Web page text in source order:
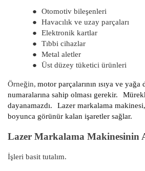
●
Otomotiv bileşenleri
●
Havacılık ve uzay parçaları
●
Elektronik kartlar
●
Tıbbi cihazlar
●
Metal aletler
●
Üst düzey tüketici ürünleri
Örneğin, motor parçalarının ısıya ve yağa
numaralarına sahip olması gerekir.
dayanamazdı.
Lazer markalama
boyunca görünür kalan işaretler sağlar.
Lazer Markalama Makinesinin
İşleri basit tutalım.